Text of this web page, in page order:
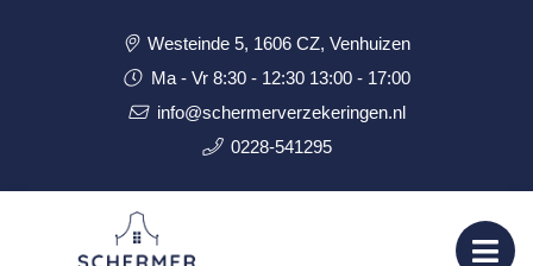
Westeinde 5, 1606 CZ, Venhuizen
Ma - Vr 8:30 - 12:30 13:00 - 17:00
info@schermerverzekeringen.nl
0228-541295